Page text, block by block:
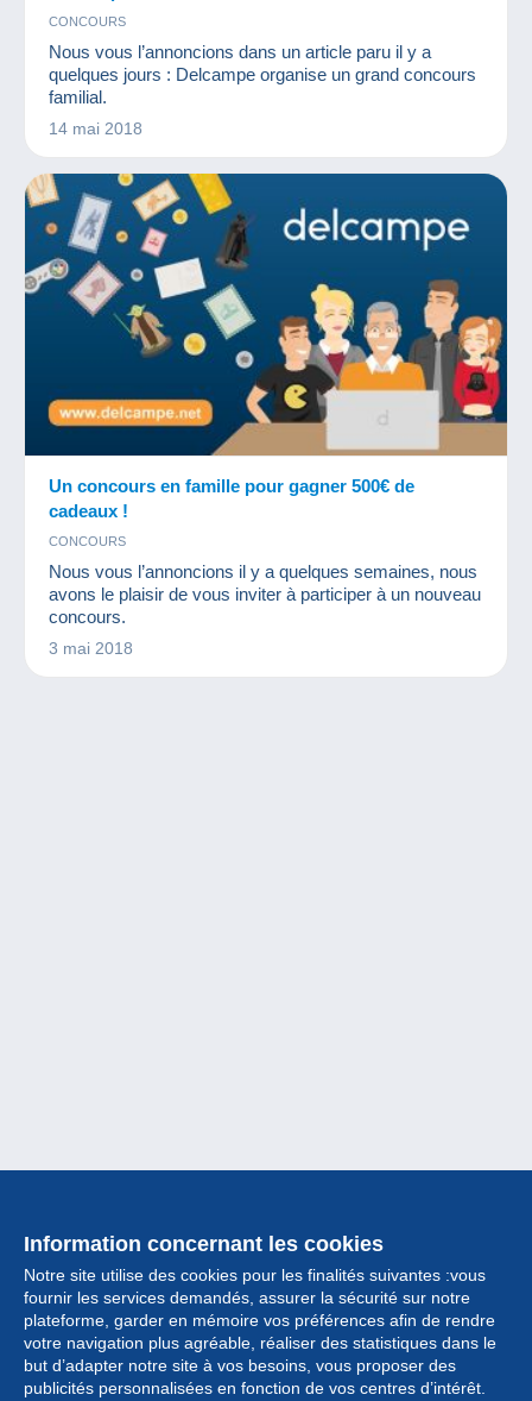
CONCOURS
Nous vous l’annoncions dans un article paru il y a
quelques jours : Delcampe organise un grand concours
familial.
14 mai 2018
Un concours en famille pour gagner 500€ de
cadeaux !
CONCOURS
Nous vous l’annoncions il y a quelques semaines, nous
avons le plaisir de vous inviter à participer à un nouveau
concours.
3 mai 2018
Information concernant les cookies
Notre site utilise des cookies pour les finalités suivantes :vous
fournir les services demandés, assurer la sécurité sur notre
plateforme, garder en mémoire vos préférences afin de rendre
votre navigation plus agréable, réaliser des statistiques dans le
but d’adapter notre site à vos besoins, vous proposer des
publicités personnalisées en fonction de vos centres d’intérêt.
Collection